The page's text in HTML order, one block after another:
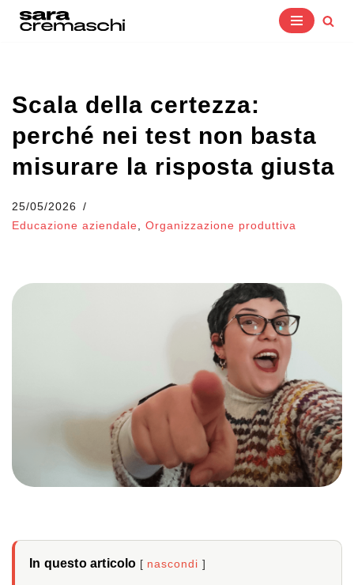
Scala della certezza:
perché nei test non basta
misurare la risposta giusta
25/05/2026
Educazione aziendale
Organizzazione produttiva
In questo articolo nascondi